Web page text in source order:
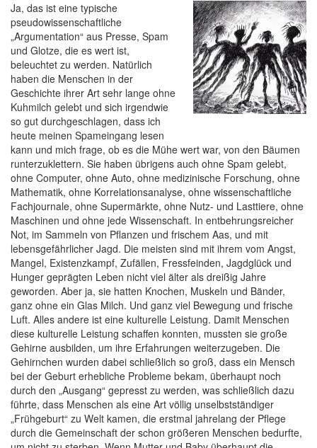
Ja, das ist eine typische
pseudowissenschaftliche
„Argumentation“ aus Presse, Spam
und Glotze, die es wert ist,
beleuchtet zu werden. Natürlich
haben die Menschen in der
Geschichte ihrer Art sehr lange ohne
Kuhmilch gelebt und sich irgendwie
so gut durchgeschlagen, dass ich
heute meinen Spameingang lesen
kann und mich frage, ob es die Mühe wert war, von den Bäumen
runterzuklettern. Sie haben übrigens auch ohne Spam gelebt,
ohne Computer, ohne Auto, ohne medizinische Forschung, ohne
Mathematik, ohne Korrelationsanalyse, ohne wissenschaftliche
Fachjournale, ohne Supermärkte, ohne Nutz- und Lasttiere, ohne
Maschinen und ohne jede Wissenschaft. In entbehrungsreicher
Not, im Sammeln von Pflanzen und frischem Aas, und mit
lebensgefährlicher Jagd. Die meisten sind mit ihrem vom Angst,
Mangel, Existenzkampf, Zufällen, Fressfeinden, Jagdglück und
Hunger geprägten Leben nicht viel älter als dreißig Jahre
geworden. Aber ja, sie hatten Knochen, Muskeln und Bänder,
ganz ohne ein Glas Milch. Und ganz viel Bewegung und frische
Luft. Alles andere ist eine kulturelle Leistung. Damit Menschen
diese kulturelle Leistung schaffen konnten, mussten sie große
Gehirne ausbilden, um ihre Erfahrungen weiterzugeben. Die
Gehirnchen wurden dabei schließlich so groß, dass ein Mensch
bei der Geburt erhebliche Probleme bekam, überhaupt noch
durch den „Ausgang“ gepresst zu werden, was schließlich dazu
führte, dass Menschen als eine Art völlig unselbstständiger
„Frühgeburt“ zu Welt kamen, die erstmal jahrelang der Pflege
durch die Gemeinschaft der schon größeren Menschen bedurfte,